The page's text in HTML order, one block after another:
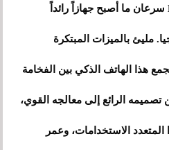
هاتف HONOR Magic7 RSR سرعان ما أصبح جهازاً رائداً
مليئ بالميزات المبتكرة
هذا الهاتف الذكي بين الفخامة
تصميمه الرائع إلى معالجه القوي،
المتعدد الاستخدامات، وعمر